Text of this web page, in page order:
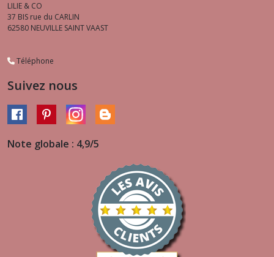
LILIE & CO
37 BIS rue du CARLIN
62580 NEUVILLE SAINT VAAST
Téléphone
Suivez nous
Note globale : 4,9/5